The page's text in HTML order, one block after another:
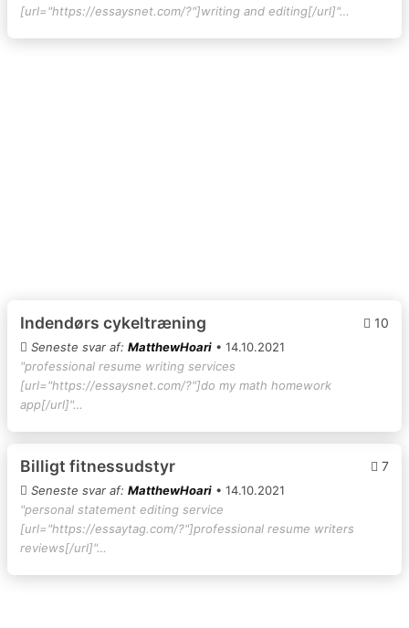
[url="https://essaysnet.com/?"]writing and editing[/url]"…
Indendørs cykeltræning 10
Seneste svar af: MatthewHoari • 14.10.2021
"professional resume writing services
[url="https://essaysnet.com/?"]do my math homework
app[/url]"…
Billigt fitnessudstyr 7
Seneste svar af: MatthewHoari • 14.10.2021
"personal statement editing service
[url="https://essaytag.com/?"]professional resume writers
reviews[/url]"…